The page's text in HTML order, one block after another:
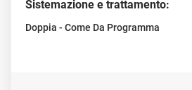
Sistemazione e trattamento:
Doppia - Come Da Programma